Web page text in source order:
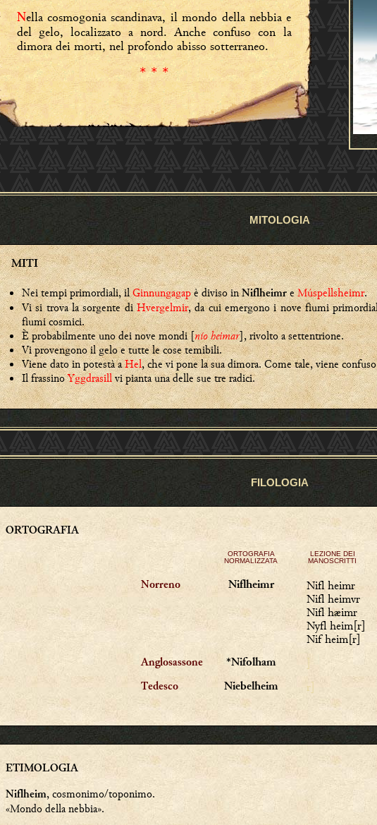
Nella cosmogonia scandinava, il mondo della nebbia e
del gelo, localizzato a nord. Anche confuso con la
dimora dei morti, nel profondo abisso sotterraneo.
* * *
MITOLOGIA
MITI
Nei tempi primordiali, ilGinnungagapè diviso inNiflheimreMúspellsheimr.
Vi si trova la sorgente diHvergelmir, da cui emergono i nove fiumi
fiumi cosmici.
È probabilmente uno dei nove mondi [nío heimar], rivolto a settentrione.
Vi provengono il gelo e tutte le cose temibili.
Viene dato in potestà aHel, che vi pone la sua dimora. Come tale, viene
Il frassinoYggdrasillvi pianta una delle sue tre radici.
FILOLOGIA
ORTOGRAFIA
ORTOGRAFIA
NORMALIZZATA
LEZIONE DEI
MANOSCRITTI
Norreno Niflheimr
Nifl heimr
Nifl heimvr
Nifl hæimr
Nyfl heim[r]
Nif heim[r]
Anglosassone *Nifolham ]
Tedesco Niebelheim r]
ETIMOLOGIA
Niflheim, cosmonimo/toponimo.
«Mondo della nebbia».